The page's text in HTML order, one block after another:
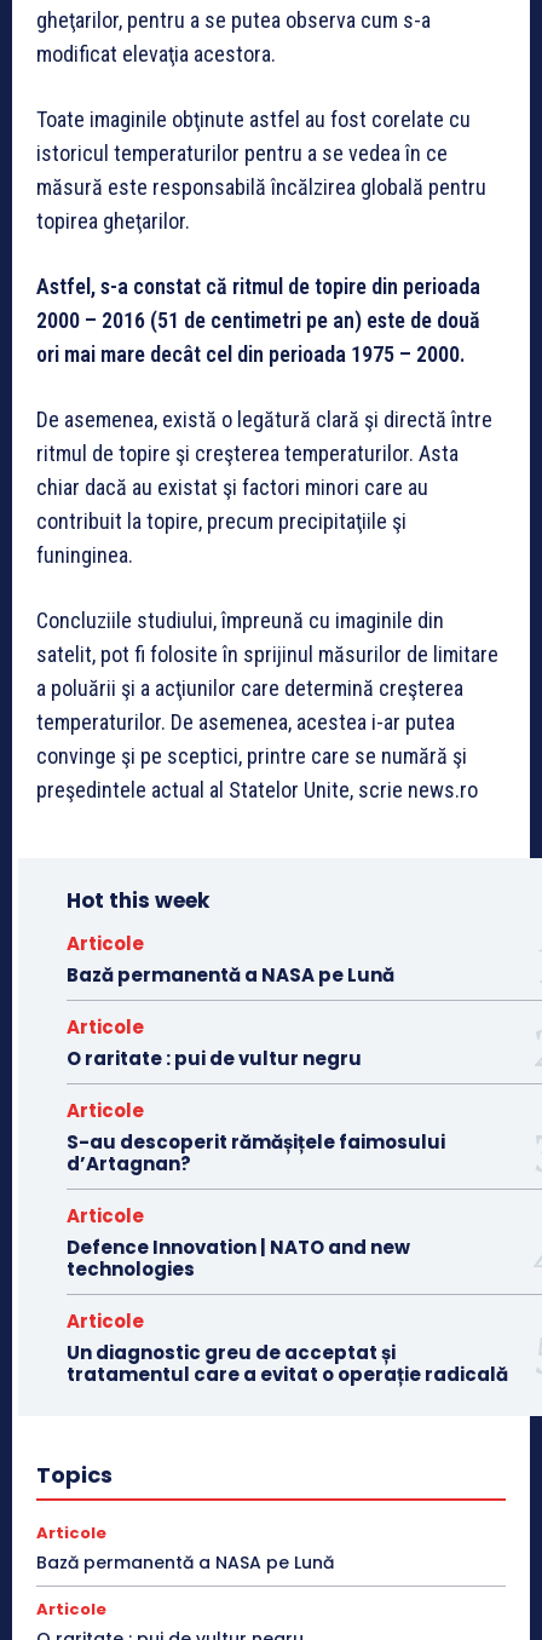
gheţarilor, pentru a se putea observa cum s-a
modificat elevaţia acestora.
Toate imaginile obţinute astfel au fost corelate cu
istoricul temperaturilor pentru a se vedea în ce
măsură este responsabilă încălzirea globală pentru
topirea gheţarilor.
Astfel, s-a constat că ritmul de topire din perioada
2000 – 2016 (51 de centimetri pe an) este de două
ori mai mare decât cel din perioada 1975 – 2000.
De asemenea, există o legătură clară şi directă între
ritmul de topire şi creşterea temperaturilor. Asta
chiar dacă au existat şi factori minori care au
contribuit la topire, precum precipitaţiile şi
funinginea.
Concluziile studiului, împreună cu imaginile din
satelit, pot fi folosite în sprijinul măsurilor de limitare
a poluării şi a acţiunilor care determină creşterea
temperaturilor. De asemenea, acestea i-ar putea
convinge şi pe sceptici, printre care se numără şi
preşedintele actual al Statelor Unite, scrie news.ro
Hot this week
Articole
Bază permanentă a NASA pe Lună
Articole
O raritate : pui de vultur negru
Articole
S-au descoperit rămășițele faimosului
d’Artagnan?
Articole
Defence Innovation | NATO and new
technologies
Articole
Un diagnostic greu de acceptat și
tratamentul care a evitat o operație radicală
Topics
Articole
Bază permanentă a NASA pe Lună
Articole